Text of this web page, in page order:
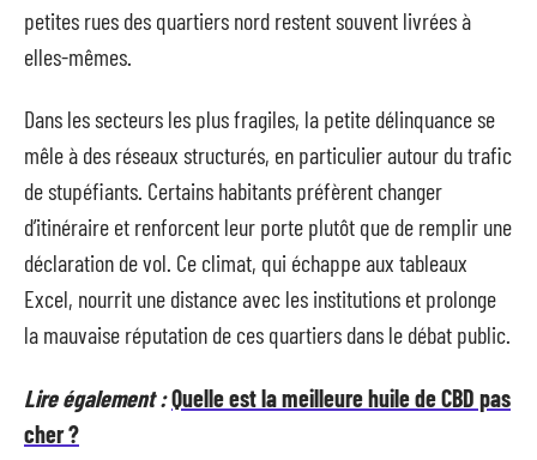
petites rues des quartiers nord restent souvent livrées à
elles-mêmes.
Dans les secteurs les plus fragiles, la petite délinquance se
mêle à des réseaux structurés, en particulier autour du trafic
de stupéfiants. Certains habitants préfèrent changer
d’itinéraire et renforcent leur porte plutôt que de remplir une
déclaration de vol. Ce climat, qui échappe aux tableaux
Excel, nourrit une distance avec les institutions et prolonge
la mauvaise réputation de ces quartiers dans le débat public.
Lire également :Quelle est la meilleure huile de CBD pas
cher ?